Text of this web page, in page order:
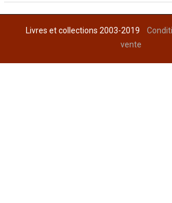
Livres et collections 2003-2019
vente